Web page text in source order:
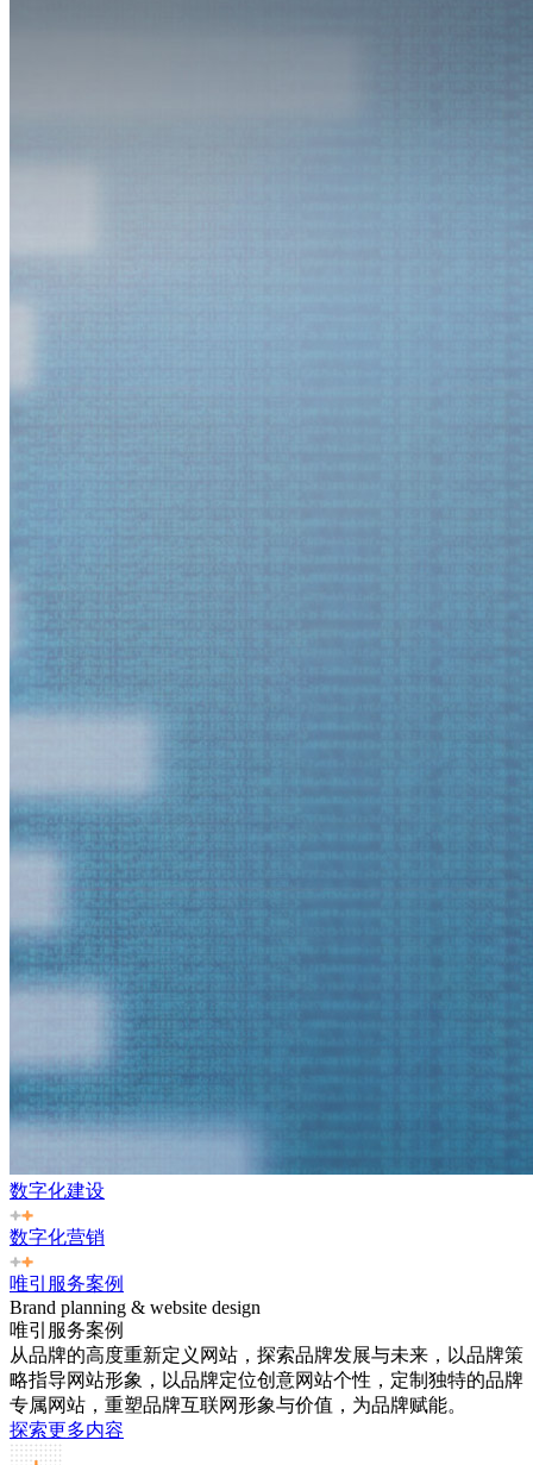
数字化建设
数字化营销
唯引服务案例
Brand planning & website design
唯引服务案例
从品牌的高度重新定义网站，探索品牌发展与未来，以品牌策
略指导网站形象，以品牌定位创意网站个性，定制独特的品牌
专属网站，重塑品牌互联网形象与价值，为品牌赋能。
探索更多内容